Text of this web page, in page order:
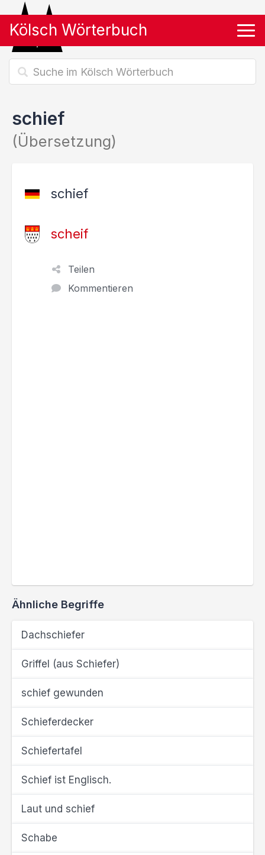
Kölsch Wörterbuch
schief
(Übersetzung)
schief
scheif
Teilen
Kommentieren
Ähnliche Begriffe
Dachschiefer
Griffel (aus Schiefer)
schief gewunden
Schieferdecker
Schiefertafel
Schief ist Englisch.
Laut und schief
Schabe